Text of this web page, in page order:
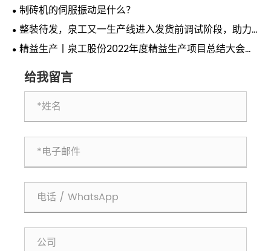
制砖机的伺服振动是什么？
整装待发，泉工又一生产线进入发货前调试阶段，助力
华中城市提速发展
精益生产丨泉工股份2022年度精益生产项目总结大会隆
给我留言